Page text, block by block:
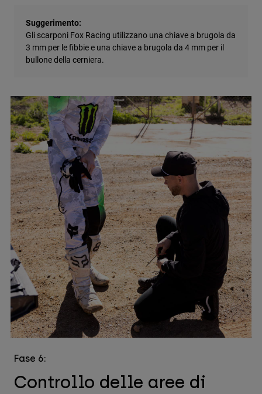
Suggerimento:
Gli scarponi Fox Racing utilizzano una chiave a brugola da
3 mm per le fibbie e una chiave a brugola da 4 mm per il
bullone della cerniera.
Fase 6:
Controllo delle aree di